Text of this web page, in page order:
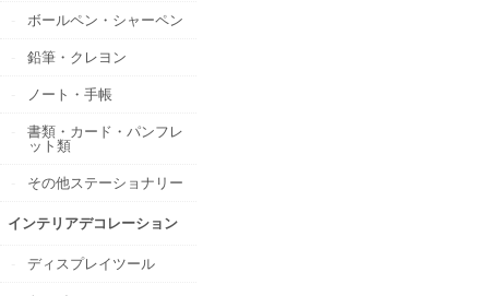
ボールペン・シャーペン
鉛筆・クレヨン
ノート・手帳
書類・カード・パンフレ
ット類
その他ステーショナリー
インテリアデコレーション
ディスプレイツール